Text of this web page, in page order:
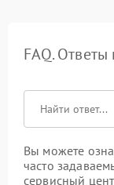
FAQ.
Вы можете
часто
сервисный